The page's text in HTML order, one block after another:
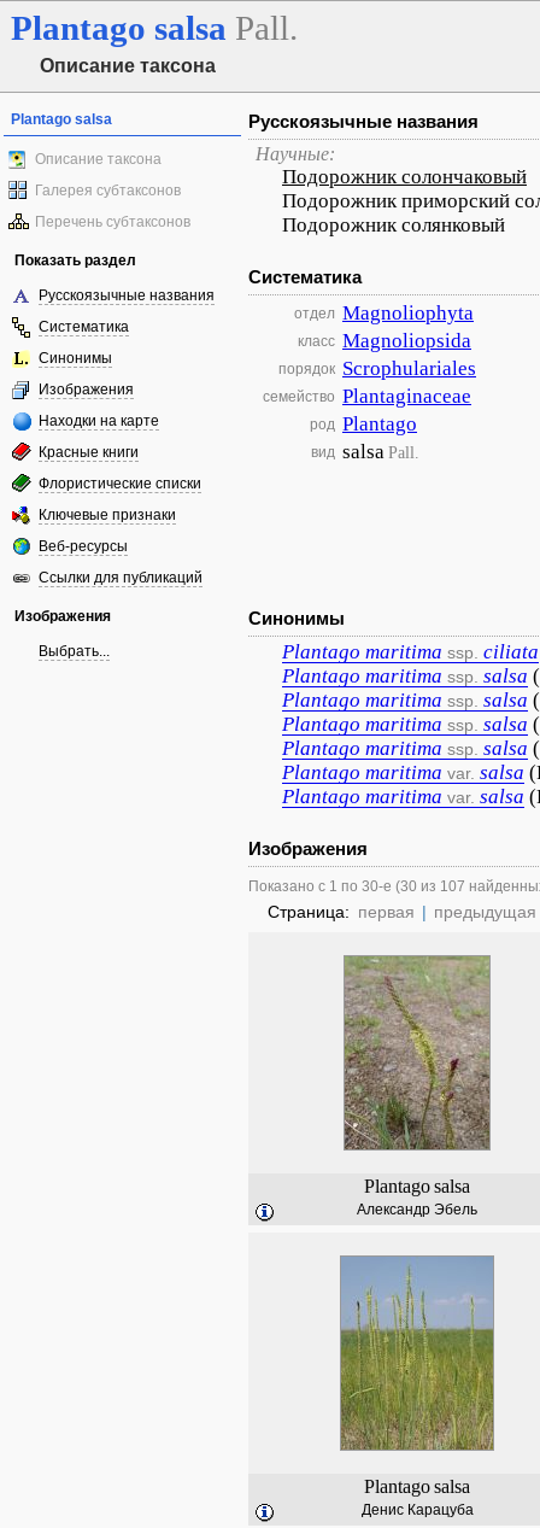
Plantago salsa Pall.
Описание таксона
Plantago salsa
Описание таксона
Галерея субтаксонов
Перечень субтаксонов
Показать раздел
Русскоязычные названия
Систематика
Синонимы
Изображения
Находки на карте
Красные книги
Флористические списки
Ключевые признаки
Веб-ресурсы
Ссылки для публикаций
Изображения
Выбрать...
Русскоязычные названия
Научные:
Подорожник солончаковый
Подорожник приморский
Подорожник солянковый
Систематика
отдел Magnoliophyta
класс Magnoliopsida
порядок Scrophulariales
семейство Plantaginaceae
род Plantago
вид salsaPall.
Синонимы
Plantago maritima ssp. ciliata
Plantago maritima ssp. salsa
Plantago maritima ssp. salsa
Plantago maritima ssp. salsa
Plantago maritima ssp. salsa
Plantago maritima var. salsa
Plantago maritima var. salsa
Изображения
Показано с 1 по 30-е (30 из 107
Страница: первая | предыдущая
Plantagosalsa
Александр Эбель
Plantagosalsa
Денис Карацуба